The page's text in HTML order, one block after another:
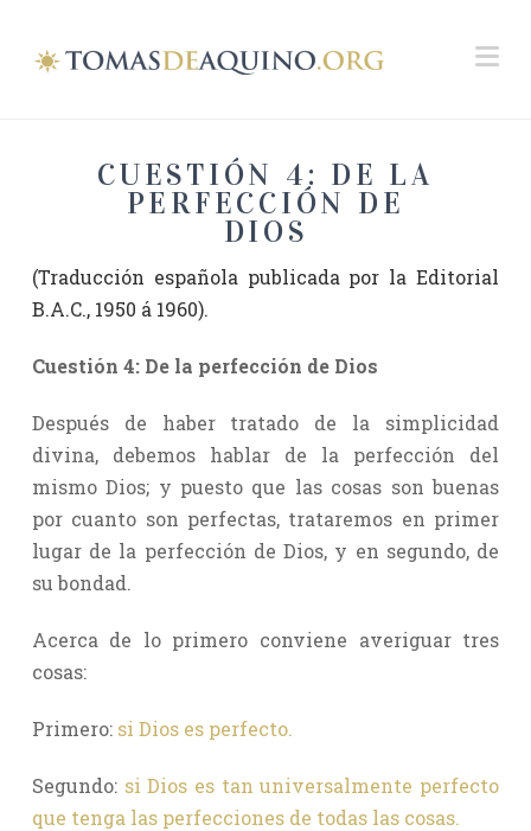
CUESTIÓN 4: DE LA
PERFECCIÓN DE
DIOS
(Traducción española publicada por la Editorial
B.A.C., 1950 á 1960).
Cuestión 4: De la perfección de Dios
Después de haber tratado de la simplicidad
divina, debemos hablar de la perfección del
mismo Dios; y puesto que las cosas son buenas
por cuanto son perfectas, trataremos en primer
lugar de la perfección de Dios, y en segundo, de
su bondad.
Acerca de lo primero conviene averiguar tres
cosas:
Primero: si Dios es perfecto.
Segundo: si Dios es tan universalmente perfecto
que tenga las perfecciones de todas las cosas.